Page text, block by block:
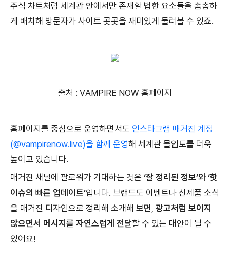
주식 차트처럼 세계관 안에서만 존재할 법한 요소들을 촘촘하
게 배치해 방문자가 사이트 곳곳을 재미있게 둘러볼 수 있죠.
출처 : VAMPIRE NOW 홈페이지
홈페이지를 중심으로 운영하면서도 인스타그램 매거진 계정
(@vampirenow.live)을 함께 운영해 세계관 몰입도를 더욱
높이고 있습니다.
매거진 채널에 팔로워가 기대하는 것은 ‘잘 정리된 정보’와 ‘핫
이슈의 빠른 업데이트’입니다. 브랜드도 이벤트나 신제품 소식
을 매거진 디자인으로 정리해 소개해 보면, 광고처럼 보이지
않으면서 메시지를 자연스럽게 전달할 수 있는 대안이 될 수
있어요!